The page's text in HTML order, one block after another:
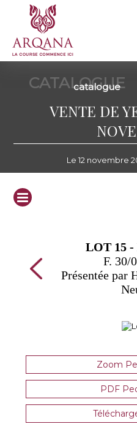
CATALOGUE
catalogue
VENTE DE
Le 12 novembre
LOT 15
F. 30/
Présentée par
Zoom
PDF